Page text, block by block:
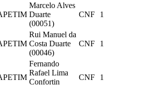
Marcelo Alves
Duarte
(00051)
CNF 1
Rui Manuel da
Costa Duarte
(00046)
CNF 1
Fernando
Rafael Lima
Confortin
CNF 1